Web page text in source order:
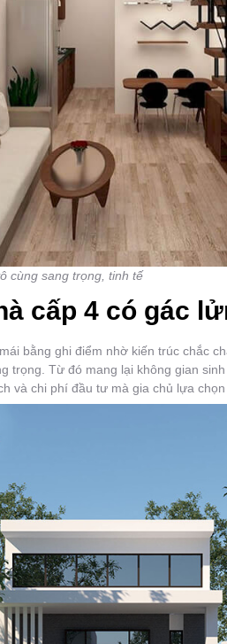
cùng sang trọng, tinh tế
cấp 4 có gác
bằng ghi điểm nhờ kiến trúc chắc
trọng. Từ đó mang lại không gian
và chi phí đầu tư mà gia chủ lựa